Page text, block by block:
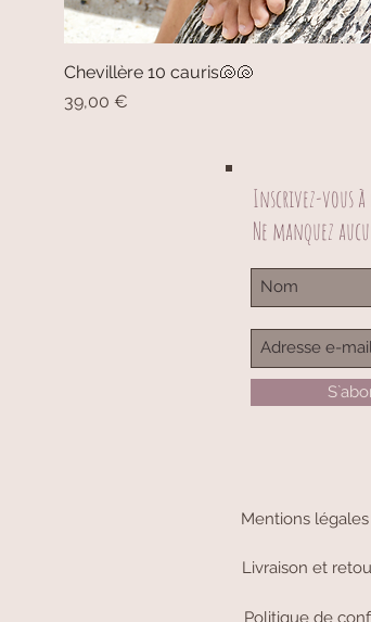
Aperçu rapide
Chevillère 10 cauris🐚🐚
Prix
39,00 €
Inscrivez-vous
Ne manquez
Mentions
Livraison et
Politique de